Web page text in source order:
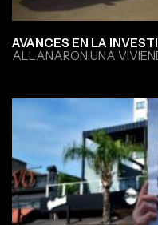
AVANCES EN LA
ALLANARON UNA